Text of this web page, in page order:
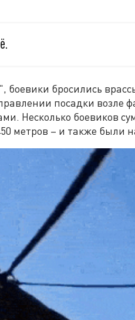
бросились
посадки возле
Несколько боевиков
метров – и также были